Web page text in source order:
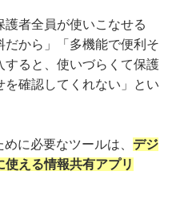
者全員が使いこなせる
から」「多機能で便利そ
すると、使いづらくて保護
確認してくれない」とい
に必要なツールは、 デジ
える情報共有アプリ